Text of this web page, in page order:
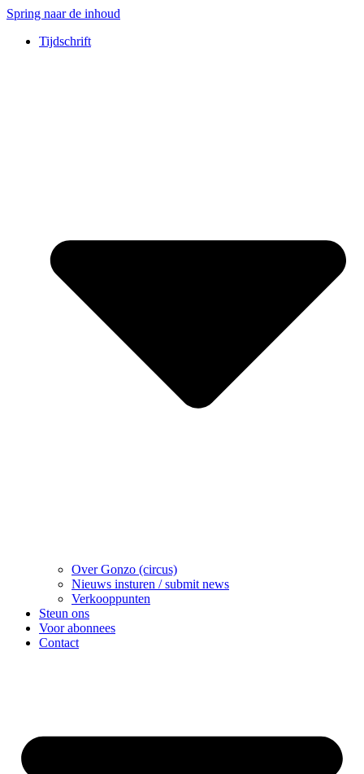
Spring naar de inhoud
Tijdschrift
Over Gonzo (circus)
Nieuws insturen / submit news
Verkooppunten
Steun ons
Voor abonnees
Contact